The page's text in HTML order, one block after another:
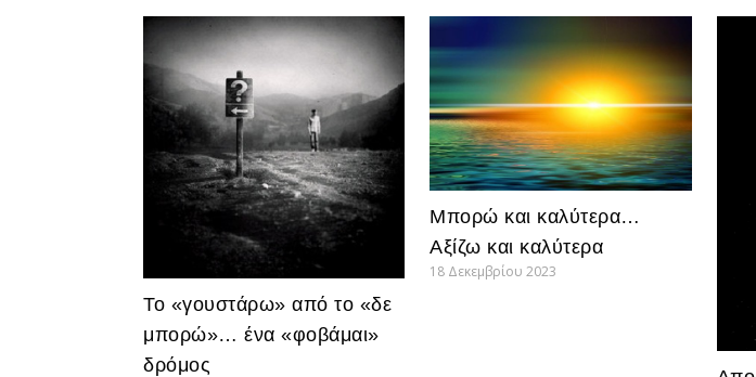
Το «γουστάρω» από το «δε
μπορώ»… ένα «φοβάμαι»
δρόμος
Μπορώ και καλύτερα…
Αξίζω και καλύτερα
18 Δεκεμβρίου 2023